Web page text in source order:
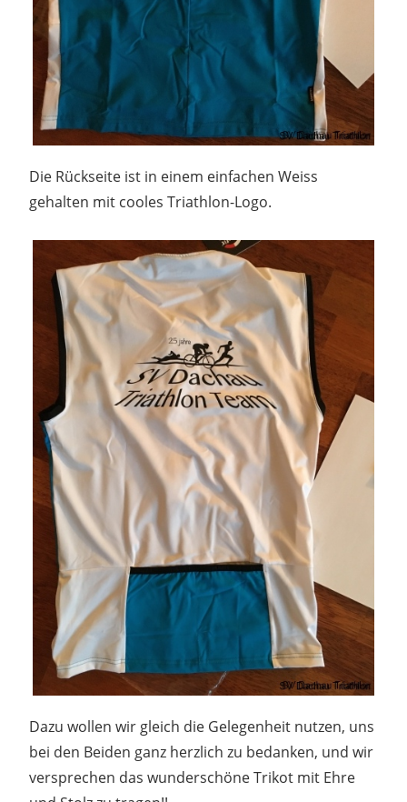
Die Rückseite ist in einem einfachen Weiss
gehalten mit cooles Triathlon-Logo.
Dazu wollen wir gleich die Gelegenheit nutzen, uns
bei den Beiden ganz herzlich zu bedanken, und wir
versprechen das wunderschöne Trikot mit Ehre